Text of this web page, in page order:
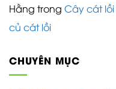
Hằng trong Cây cát
củ cát lồi
CHUYÊN MỤC